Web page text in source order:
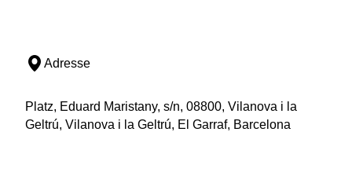
Adresse
Platz, Eduard Maristany, s/n, 08800, Vilanova i la
Geltrú, Vilanova i la Geltrú, El Garraf, Barcelona